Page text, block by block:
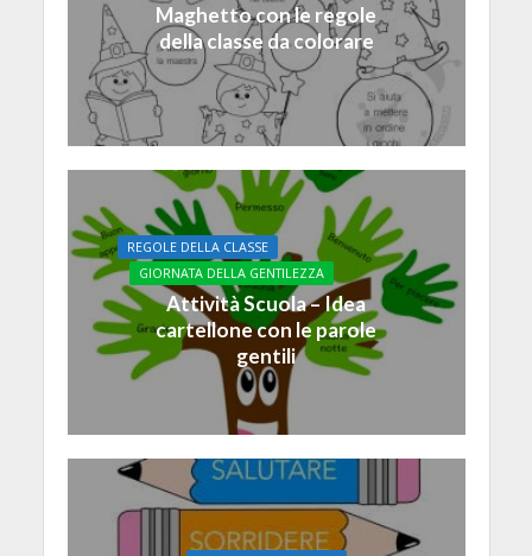
Maghetto con le regole
della classe da colorare
REGOLE DELLA CLASSE
GIORNATA DELLA GENTILEZZA
Attività Scuola – Idea
cartellone con le parole
gentili